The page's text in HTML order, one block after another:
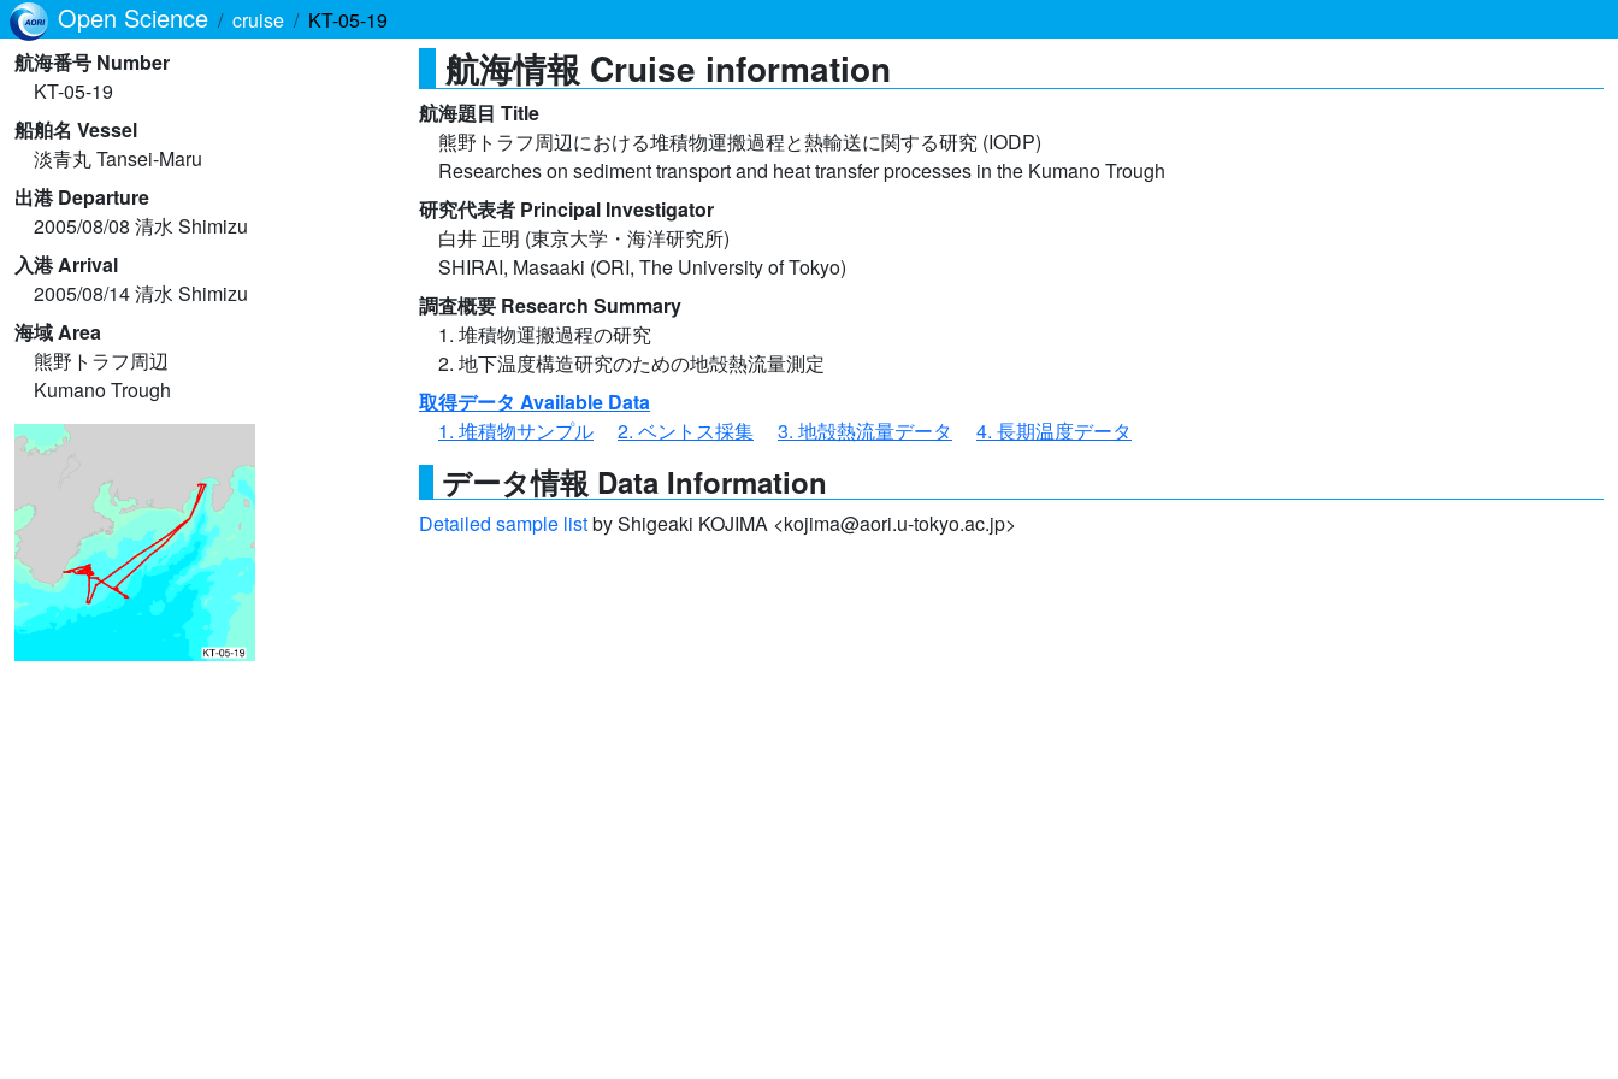
Open Science cruise
KT-05-19
航海番号 Number
KT-05-19
船舶名 Vessel
淡青丸 Tansei-Maru
出港 Departure
2005/08/08 清水 Shimizu
入港 Arrival
2005/08/14 清水 Shimizu
海域 Area
熊野トラフ周辺
Kumano Trough
航海情報 Cruise information
航海題目 Title
熊野トラフ周辺における堆積物運搬過程と熱輸送に関する研究 (IODP)
Researches on sediment transport and heat transfer processes in the Kumano Trough
研究代表者 Principal Investigator
白井 正明 (東京大学・海洋研究所)
SHIRAI, Masaaki (ORI, The University of Tokyo)
調査概要 Research Summary
1. 堆積物運搬過程の研究
2. 地下温度構造研究のための地殻熱流量測定
取得データ Available Data
1. 堆積物サンプル
2. ベントス採集 3. 地殻熱流量データ 4. 長期温度データ
データ情報 Data Information
Detailed sample listby Shigeaki KOJIMA <kojima@aori.u-tokyo.ac.jp>